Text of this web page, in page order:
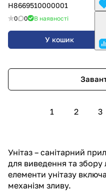
H8669510000001
0 0 В наявності
У кошик
1 2 3
Унітаз – санітарний
для виведення та збору
елементи унітазу
механізм зливу.